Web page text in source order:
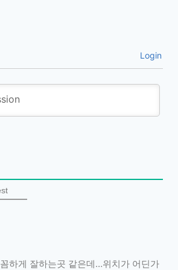
Login
하게 잘하는곳 같은데…위치가 어딘가